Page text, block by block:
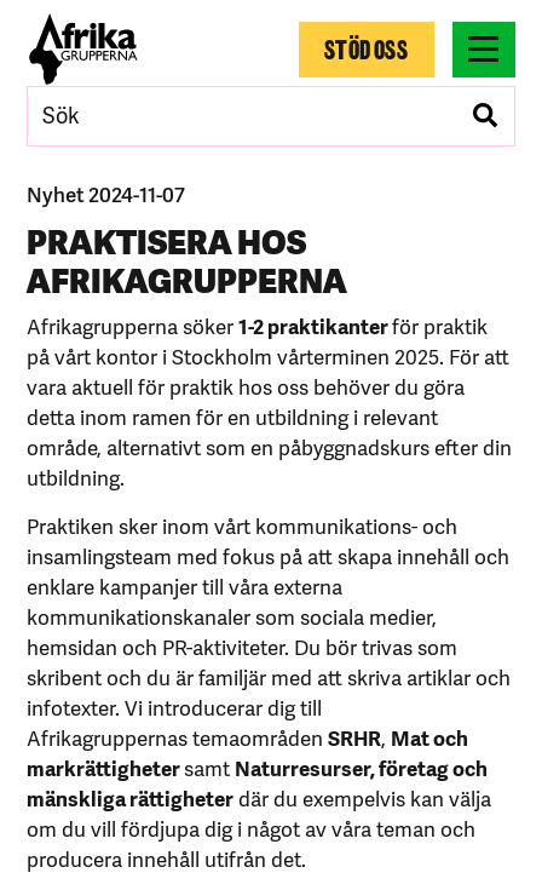
STÖD OSS
Nyhet 2024-11-07
PRAKTISERA HOS
AFRIKAGRUPPERNA
Afrikagrupperna söker1-2 praktikanterför praktik
på vårt kontor i Stockholm vårterminen 2025. För att
vara aktuell för praktik hos oss behöver du göra
detta inom ramen för en utbildning i relevant
område, alternativt som en påbyggnadskurs efter din
utbildning.
Praktiken sker inom vårt kommunikations- och
insamlingsteam med fokus på att skapa innehåll och
enklare kampanjer till våra externa
kommunikationskanaler som sociala medier,
hemsidan och PR-aktiviteter. Du bör trivas som
skribent och du är familjär med att skriva artiklar och
infotexter. Vi introducerar dig till
Afrikagruppernas temaområdenSRHR, Mat och
markrättighetersamt Naturresurser, företag och
mänskliga rättigheterdär du exempelvis kan välja
om du vill fördjupa dig i något av våra teman och
producera innehåll utifrån det.